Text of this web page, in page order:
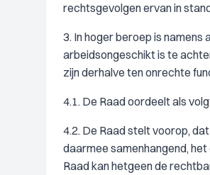
rechtsgevolgen ervan in
3. In hoger beroep is
arbeidsongeschikt is te
zijn derhalve ten onrechte
4.1. De Raad oordeelt als
4.2. De Raad stelt voorop,
daarmee samenhangend,
Raad kan hetgeen de